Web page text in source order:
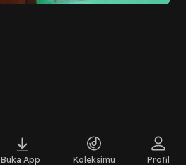
Buka App Koleksimu Profil